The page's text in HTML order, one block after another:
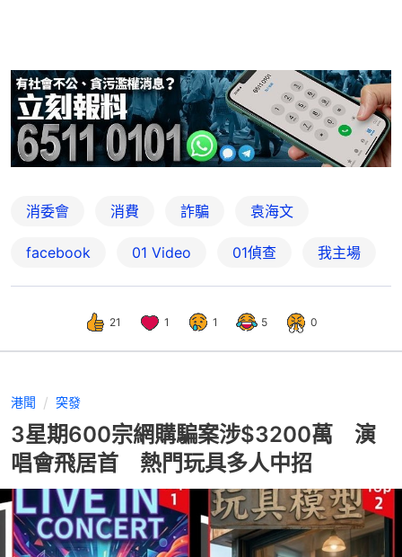
消委會 消費 詐騙 袁海文
facebook 01 Video 01偵查 我主場
21 1 1 5 0
港聞 突發
3星期600宗網購騙案涉$3200萬 演
唱會飛居首 熱門玩具多人中招